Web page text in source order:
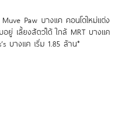
Paw บางแค คอนโดใหม่แต่ง
ยู่ เลี้ยงสัตว์ได้ ใกล้ MRT บางแค
บางแค เริ่ม 1.85 ล้าน*